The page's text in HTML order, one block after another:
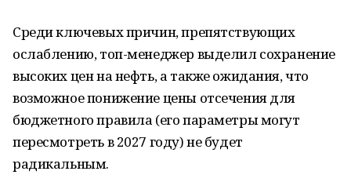
Среди ключевых причин, препятствующих
ослаблению, топ-менеджер выделил сохранение
высоких цен на нефть, а также ожидания, что
возможное понижение цены отсечения для
бюджетного правила (его параметры могут
пересмотреть в 2027 году) не будет
радикальным.